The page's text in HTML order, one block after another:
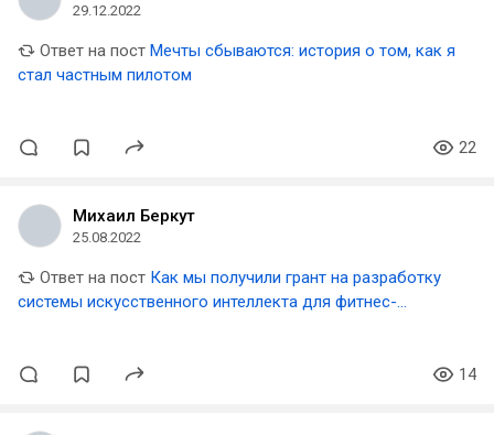
29.12.2022
Ответ на пост Мечты сбываются: история о том, как я
стал частным пилотом
22
Михаил Беркут
25.08.2022
Ответ на пост Как мы получили грант на разработку
системы искусственного интеллекта для фитнес-
14